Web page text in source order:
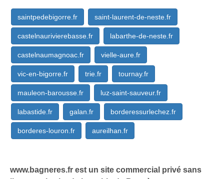
saintpedebigorre.fr saint-laurent-de-neste.fr
castelnaurivierebasse.fr labarthe-de-neste.fr
castelnaumagnoac.fr vielle-aure.fr
vic-en-bigorre.fr trie.fr tournay.fr
mauleon-barousse.fr luz-saint-sauveur.fr
labastide.fr galan.fr borderessurlechez.fr
borderes-louron.fr aureilhan.fr
www.bagneres.fr est un site commercial privé sans